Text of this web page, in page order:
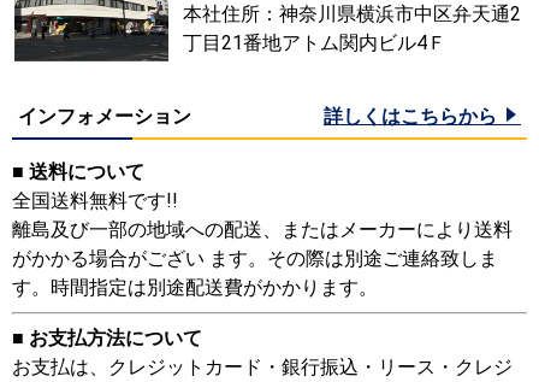
本社住所：神奈川県横浜市中区弁天通2
丁目21番地アトム関内ビル4Ｆ
インフォメーション 詳しくはこちらから
■ 送料について
全国送料無料です!!
離島及び一部の地域への配送、またはメーカーにより送料
がかかる場合がござい ます。その際は別途ご連絡致しま
す。時間指定は別途配送費がかかります。
■ お支払方法について
お支払は、クレジットカード・銀行振込・リース・クレジ